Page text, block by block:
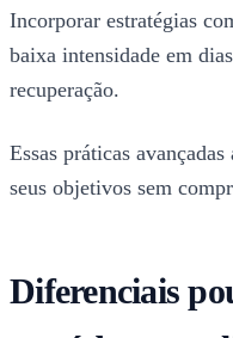
Incorporar estratégias
baixa intensidade em
recuperação.
Essas práticas
seus objetivos sem
Diferenciais